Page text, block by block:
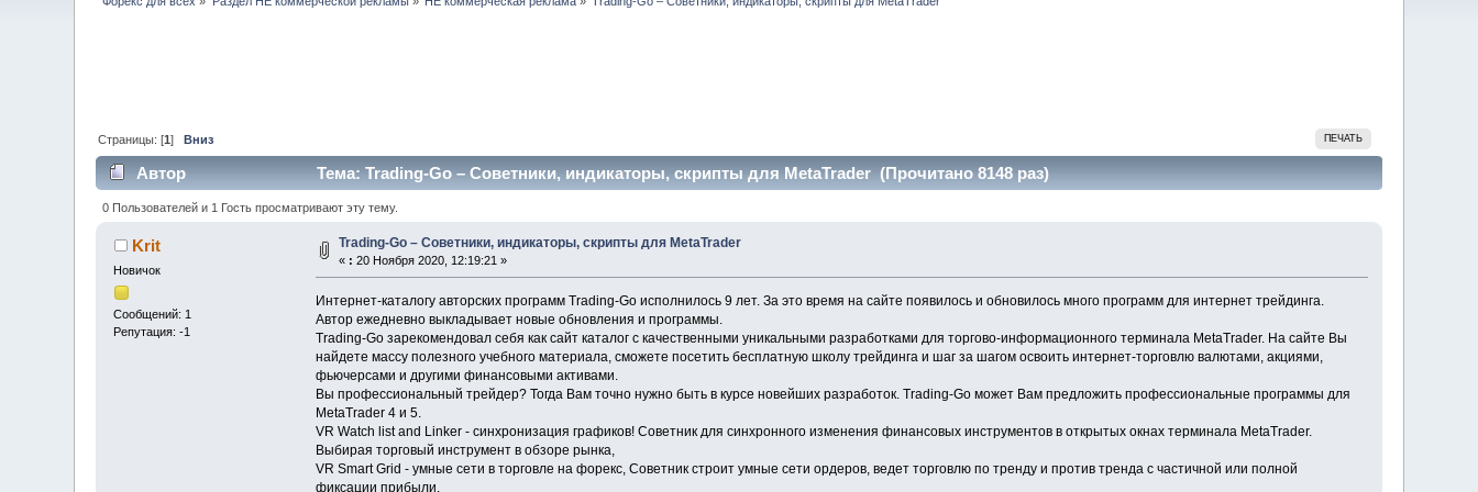
ПЕЧАТЬ
Страницы: [1]Вниз
Автор Тема: Trading-Go – Советники, индикаторы, скрипты для MetaTrader (Прочитано 8148 раз)
0 Пользователей и 1 Гость просматривают эту тему.
Krit
Новичок
Сообщений: 1
Репутация: -1
Trading-Go – Советники, индикаторы, скрипты для MetaTrader
« : 20 Ноября 2020, 12:19:21 »
Интернет-каталогу авторских программ Trading-Go исполнилось 9 лет. За это время на сайте появилось и обновилось много программ для интернет трейдинга.
Автор ежедневно выкладывает новые обновления и программы.
Trading-Go зарекомендовал себя как сайт каталог с качественными уникальными разработками для торгово-информационного терминала MetaTrader. На сайте Вы
найдете массу полезного учебного материала, сможете посетить бесплатную школу трейдинга и шаг за шагом освоить интернет-торговлю валютами, акциями,
фьючерсами и другими финансовыми активами.
Вы профессиональный трейдер? Тогда Вам точно нужно быть в курсе новейших разработок. Trading-Go может Вам предложить профессиональные программы для
MetaTrader 4 и 5.
VR Watch list and Linker - синхронизация графиков! Советник для синхронного изменения финансовых инструментов в открытых окнах терминала MetaTrader.
Выбирая торговый инструмент в обзоре рынка,
VR Smart Grid - умные сети в торговле на форекс, Советник строит умные сети ордеров, ведет торговлю по тренду и против тренда с частичной или полной
фиксации прибыли.